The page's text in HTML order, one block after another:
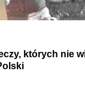
których nie